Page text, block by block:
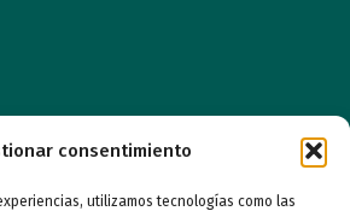
consentimiento
utilizamos tecnologías como las